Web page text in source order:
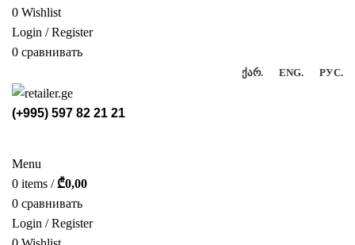
0 Wishlist
Login / Register
0 сравнивать
ᲥᲐᲠ. ENG. РУС.
(+995) 597 82 21 21
Menu
0 items / ₾0,00
0 сравнивать
Login / Register